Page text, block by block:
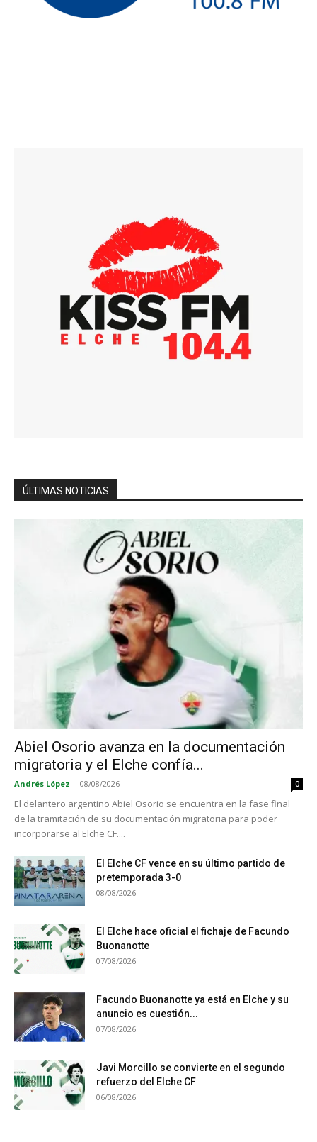
ÚLTIMAS NOTICIAS
Abiel Osorio avanza en la documentación
migratoria y el Elche confía...
Andrés López - 08/08/2026 0
El delantero argentino Abiel Osorio se encuentra en la fase final
de la tramitación de su documentación migratoria para poder
incorporarse al Elche CF....
El Elche CF vence en su último partido de
pretemporada 3-0
08/08/2026
El Elche hace oficial el fichaje de Facundo
Buonanotte
07/08/2026
Facundo Buonanotte ya está en Elche y su
anuncio es cuestión...
07/08/2026
Javi Morcillo se convierte en el segundo
refuerzo del Elche CF
06/08/2026